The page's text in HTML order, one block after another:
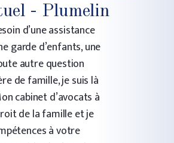
- Plumelin
d’une assistance
garde d’enfants, une
autre question
de famille, je suis là
cabinet d’avocats à
de la famille et je
à votre